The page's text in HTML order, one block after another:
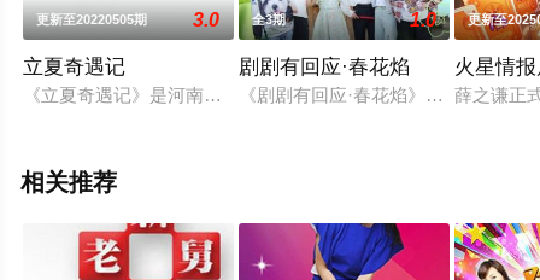
更新至20220505期 3.0
立夏奇遇记
《立夏奇遇记》是河南广播电视台全媒体营销策划中心倾力打
全3期 1.0
剧剧有回应·春花焰
《剧剧有回应·春花焰》剧组主要演
更新至
火星情
薛之谦正
相关推荐